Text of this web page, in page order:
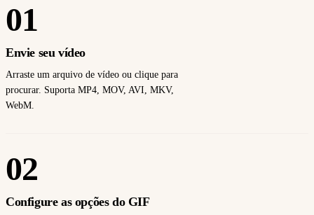
01
Envie seu vídeo
Arraste um arquivo de vídeo ou clique para
procurar. Suporta MP4, MOV, AVI, MKV,
WebM.
02
Configure as opções do GIF